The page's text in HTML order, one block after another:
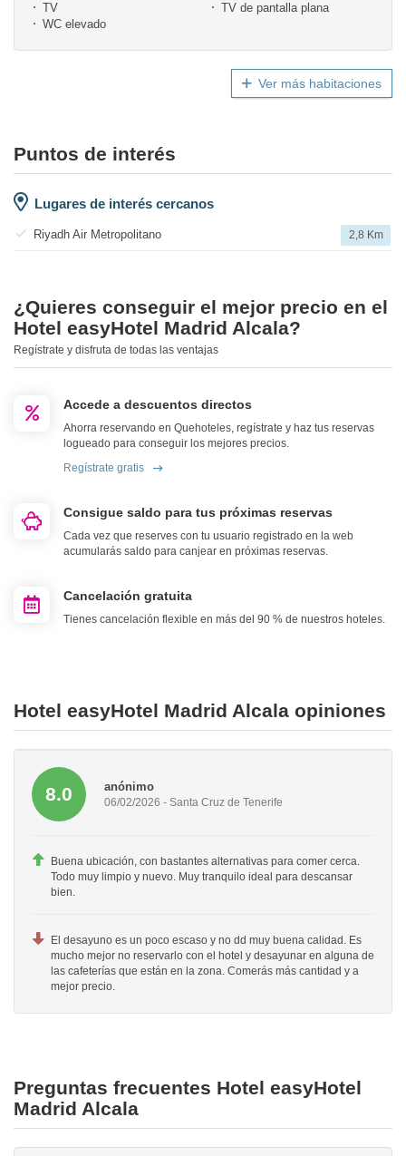
TV
TV de pantalla plana
WC elevado
Ver más habitaciones
Puntos de interés
Lugares de interés cercanos
Riyadh Air Metropolitano 2,8 Km
¿Quieres conseguir el mejor precio en el
Hotel easyHotel Madrid Alcala?
Regístrate y disfruta de todas las ventajas
Accede a descuentos directos
Ahorra reservando en Quehoteles, regístrate y haz tus reservas
logueado para conseguir los mejores precios.
Regístrate gratis
Consigue saldo para tus próximas reservas
Cada vez que reserves con tu usuario registrado en la web
acumularás saldo para canjear en próximas reservas.
Cancelación gratuita
Tienes cancelación flexible en más del 90 % de nuestros hoteles.
Hotel easyHotel Madrid Alcala opiniones
8.0 anónimo
06/02/2026 - Santa Cruz de Tenerife
Buena ubicación, con bastantes alternativas para comer cerca.
Todo muy limpio y nuevo. Muy tranquilo ideal para descansar
bien.
El desayuno es un poco escaso y no dd muy buena calidad. Es
mucho mejor no reservarlo con el hotel y desayunar en alguna de
las cafeterías que están en la zona. Comerás más cantidad y a
mejor precio.
Preguntas frecuentes Hotel easyHotel
Madrid Alcala